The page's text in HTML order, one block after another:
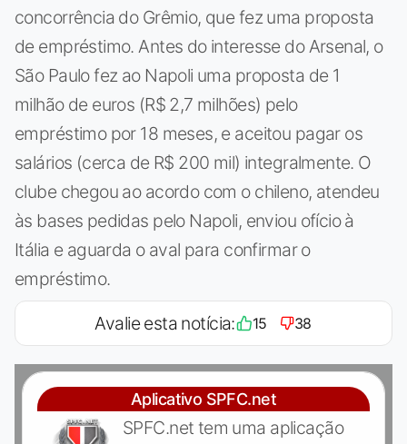
concorrência do Grêmio, que fez uma proposta
de empréstimo. Antes do interesse do Arsenal, o
São Paulo fez ao Napoli uma proposta de 1
milhão de euros (R$ 2,7 milhões) pelo
empréstimo por 18 meses, e aceitou pagar os
salários (cerca de R$ 200 mil) integralmente. O
clube chegou ao acordo com o chileno, atendeu
às bases pedidas pelo Napoli, enviou ofício à
Itália e aguarda o aval para confirmar o
empréstimo.
Avalie esta notícia: 15 38
Aplicativo SPFC.net
SPFC.net tem uma aplicação